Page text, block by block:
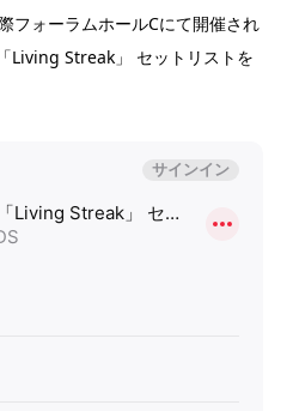
フォーラムホールCにて開催され
Living Streak」 セットリストを